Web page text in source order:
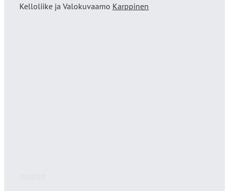
Kelloliike ja Valokuvaamo Karppinen